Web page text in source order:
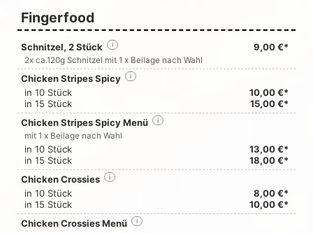
Fingerfood
Schnitzel, 2 Stück 9,00 €*
i
2x ca.120g Schnitzel mit 1 x Beilage nach Wahl
Chicken Stripes Spicy i
in 10 Stück
10,00 €*
in 15 Stück
15,00 €*
Chicken Stripes Spicy Menü
i
mit 1 x Beilage nach Wahl
in 10 Stück
13,00 €*
in 15 Stück
18,00 €*
Chicken Crossies
i
in 10 Stück
8,00 €*
in 15 Stück
10,00 €*
Chicken Crossies Menü
i